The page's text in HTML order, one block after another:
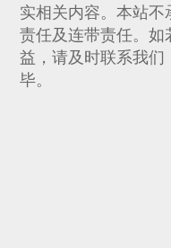
实相关内容。本站
责任及连带责任。如
益，请及时联系我
毕。